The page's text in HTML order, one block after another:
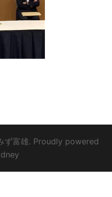
富雄. Proudly powered